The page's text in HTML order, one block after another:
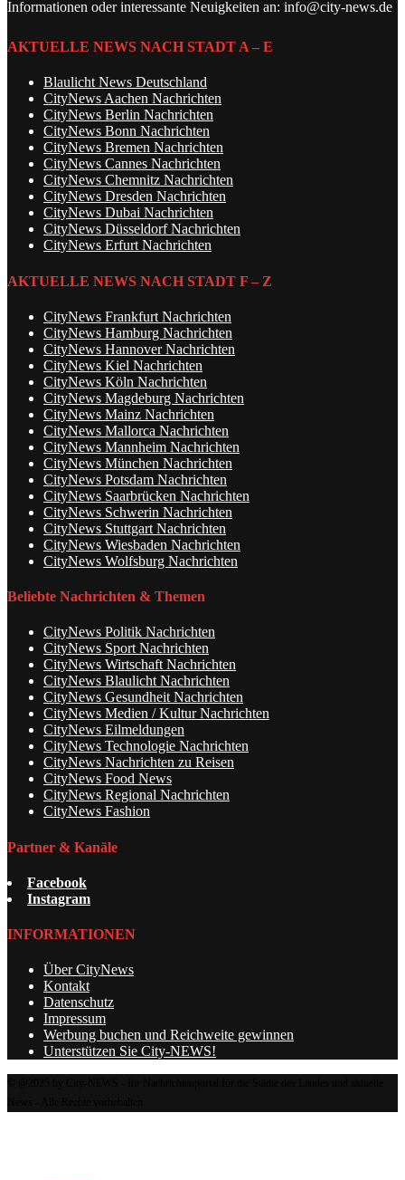
Informationen oder interessante Neuigkeiten an: info@city-news.de
AKTUELLE NEWS NACH STADT A – E
Blaulicht News Deutschland
CityNews Aachen Nachrichten
CityNews Berlin Nachrichten
CityNews Bonn Nachrichten
CityNews Bremen Nachrichten
CityNews Cannes Nachrichten
CityNews Chemnitz Nachrichten
CityNews Dresden Nachrichten
CityNews Dubai Nachrichten
CityNews Düsseldorf Nachrichten
CityNews Erfurt Nachrichten
AKTUELLE NEWS NACH STADT F – Z
CityNews Frankfurt Nachrichten
CityNews Hamburg Nachrichten
CityNews Hannover Nachrichten
CityNews Kiel Nachrichten
CityNews Köln Nachrichten
CityNews Magdeburg Nachrichten
CityNews Mainz Nachrichten
CityNews Mallorca Nachrichten
CityNews Mannheim Nachrichten
CityNews München Nachrichten
CityNews Potsdam Nachrichten
CityNews Saarbrücken Nachrichten
CityNews Schwerin Nachrichten
CityNews Stuttgart Nachrichten
CityNews Wiesbaden Nachrichten
CityNews Wolfsburg Nachrichten
Beliebte Nachrichten & Themen
CityNews Politik Nachrichten
CityNews Sport Nachrichten
CityNews Wirtschaft Nachrichten
CityNews Blaulicht Nachrichten
CityNews Gesundheit Nachrichten
CityNews Medien / Kultur Nachrichten
CityNews Eilmeldungen
CityNews Technologie Nachrichten
CityNews Nachrichten zu Reisen
CityNews Food News
CityNews Regional Nachrichten
CityNews Fashion
Partner & Kanäle
Facebook
Instagram
INFORMATIONEN
Über CityNews
Kontakt
Datenschutz
Impressum
Werbung buchen und Reichweite gewinnen
Unterstützen Sie City-NEWS!